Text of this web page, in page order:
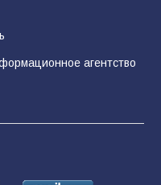
ходе
герой
агентство